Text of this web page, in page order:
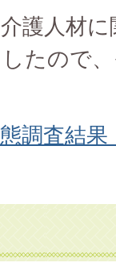
護人材
たので
調査結